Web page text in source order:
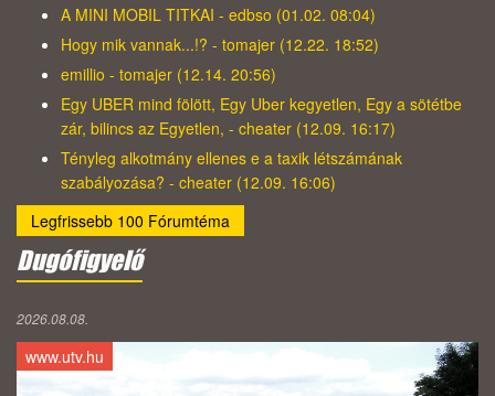
A MINI MOBIL TITKAI - edbso (01.02. 08:04)
Hogy mik vannak...!? - tomajer (12.22. 18:52)
emillio - tomajer (12.14. 20:56)
Egy UBER mind fölött, Egy Uber kegyetlen, Egy a sötétbe
zár, bilincs az Egyetlen, - cheater (12.09. 16:17)
Tényleg alkotmány ellenes e a taxik létszámának
szabályozása? - cheater (12.09. 16:06)
Legfrissebb 100 Fórumtéma
Dugófigyelő
2026.08.08.
www.utv.hu